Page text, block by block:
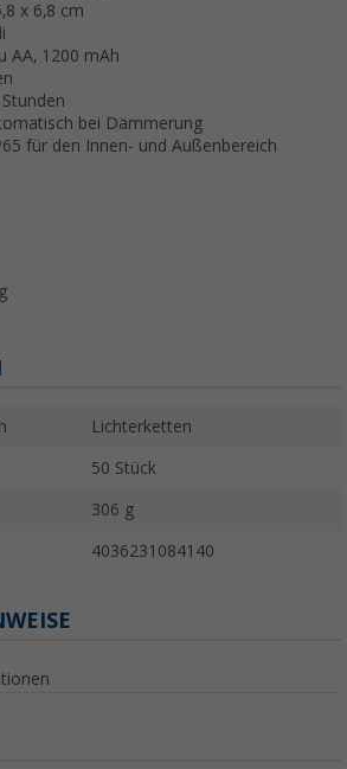
x 6,8 cm
AA, 1200 mAh
bei Dämmerung
für den Innen- und Außenbereich
Lichterketten
50 Stück
306 g
4036231084140